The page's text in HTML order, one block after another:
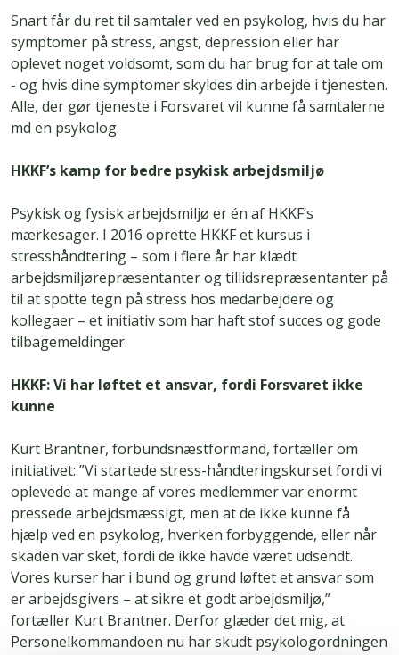
Snart får du ret til samtaler ved en psykolog, hvis du har
symptomer på stress, angst, depression eller har
oplevet noget voldsomt, som du har brug for at tale om
- og hvis dine symptomer skyldes din arbejde i tjenesten.
Alle, der gør tjeneste i Forsvaret vil kunne få samtalerne
md en psykolog.
HKKF’s kamp for bedre psykisk arbejdsmiljø
Psykisk og fysisk arbejdsmiljø er én af HKKF’s
mærkesager. I 2016 oprette HKKF et kursus i
stresshåndtering – som i flere år har klædt
arbejdsmiljørepræsentanter og tillidsrepræsentanter på
til at spotte tegn på stress hos medarbejdere og
kollegaer – et initiativ som har haft stof succes og gode
tilbagemeldinger.
HKKF: Vi har løftet et ansvar, fordi Forsvaret ikke
kunne
Kurt Brantner, forbundsnæstformand, fortæller om
initiativet: ”Vi startede stress-håndteringskurset fordi vi
oplevede at mange af vores medlemmer var enormt
pressede arbejdsmæssigt, men at de ikke kunne få
hjælp ved en psykolog, hverken forbyggende, eller når
skaden var sket, fordi de ikke havde været udsendt.
Vores kurser har i bund og grund løftet et ansvar som
er arbejdsgivers – at sikre et godt arbejdsmiljø,”
fortæller Kurt Brantner. Derfor glæder det mig, at
Personelkommandoen nu har skudt psykologordningen